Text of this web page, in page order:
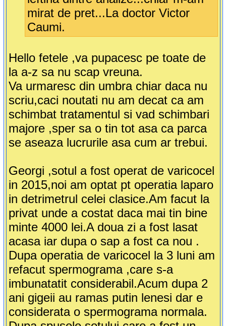
mirat de pret...La doctor Victor
Caumi.
Hello fetele ,va pupacesc pe toate de
la a-z sa nu scap vreuna.
Va urmaresc din umbra chiar daca nu
scriu,caci noutati nu am decat ca am
schimbat tratamentul si vad schimbari
majore ,sper sa o tin tot asa ca parca
se aseaza lucrurile asa cum ar trebui.
Georgi ,sotul a fost operat de varicocel
in 2015,noi am optat pt operatia laparo
in detrimetrul celei clasice.Am facut la
privat unde a costat daca mai tin bine
minte 4000 lei.A doua zi a fost lasat
acasa iar dupa o sap a fost ca nou .
Dupa operatia de varicocel la 3 luni am
refacut spermograma ,care s-a
imbunatatit considerabil.Acum dupa 2
ani gigeii au ramas putin lenesi dar e
considerata o spermograma normala.